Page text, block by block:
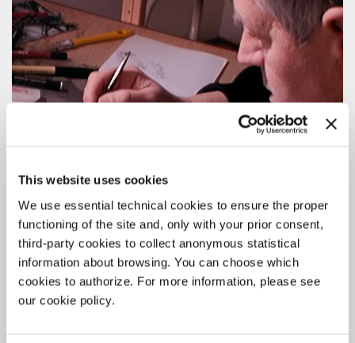
This website uses cookies
We use essential technical cookies to ensure the proper
functioning of the site and, only with your prior consent,
third-party cookies to collect anonymous statistical
information about browsing. You can choose which
cookies to authorize. For more information, please see
our cookie policy.